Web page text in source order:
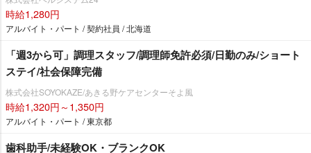
時給1,280円
アルバイト・パート / 契約社員 / 北海道
「週3から可」調理スタッフ/調理師免許必須/日勤のみ/ショート
ステイ/社会保障完備
株式会社SOYOKAZE/あきる野ケアセンターそよ風
時給1,320円～1,350円
アルバイト・パート / 東京都
歯科助手/未経験OK・ブランクOK